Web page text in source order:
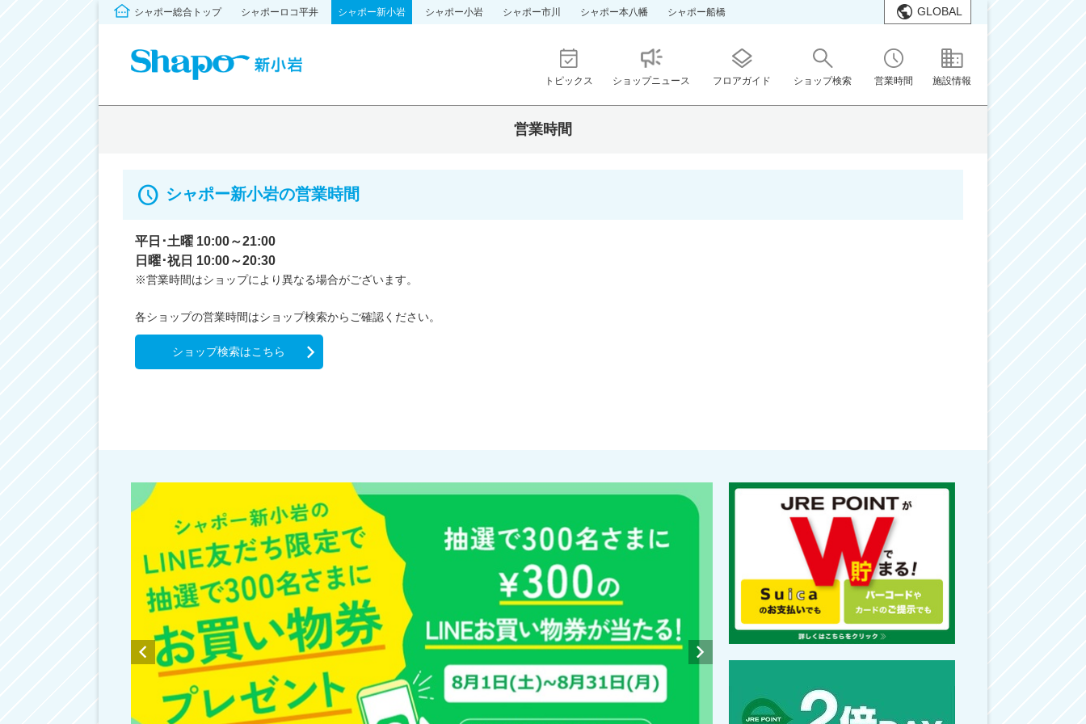
シャポー総合トップ シャポーロコ平井 シャポー新小岩 シャポー小岩 シャポー市川 シャポー本八幡 シャポー船橋 GLOBAL
トピックス ショップニュース フロアガイド ショップ検索 営業時間 施設情報
営業時間
シャポー新小岩の営業時間
平日･土曜 10:00～21:00
日曜･祝日 10:00～20:30
※営業時間はショップにより異なる場合がございます。
ショップ検索はこちら